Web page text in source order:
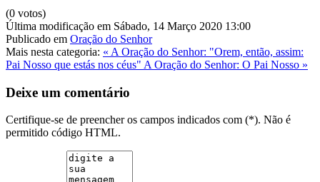
(0 votos)
Última modificação em Sábado, 14 Março 2020 13:00
Publicado em Oração do Senhor
Mais nesta categoria: « A Oração do Senhor: "Orem, então, assim:
Pai Nosso que estás nos céus" A Oração do Senhor: O Pai Nosso »
Deixe um comentário
Certifique-se de preencher os campos indicados com (*). Não é
permitido código HTML.